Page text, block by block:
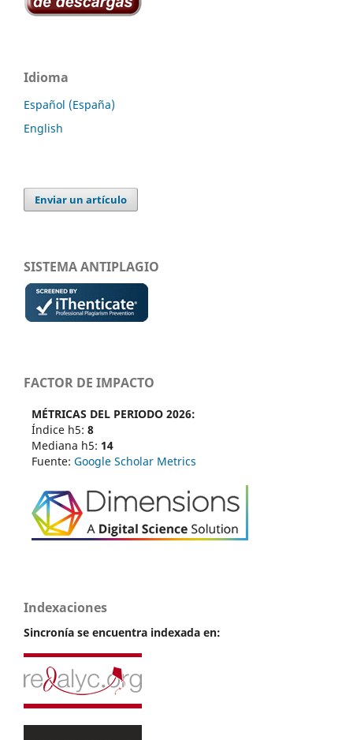
Idioma
Español (España)
English
Enviar un artículo
SISTEMA ANTIPLAGIO
FACTOR DE IMPACTO
MÉTRICAS DEL PERIODO 2026:
Índice h5: 8
Mediana h5: 14
Fuente: Google Scholar Metrics
Indexaciones
Sincronía se encuentra indexada en: